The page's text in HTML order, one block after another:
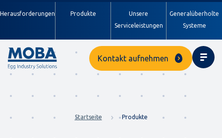
Herausforderungen Produkte
Unsere
Serviceleistungen
Generalüberholte
Systeme
Kontakt aufnehmen
Startseite Produkte